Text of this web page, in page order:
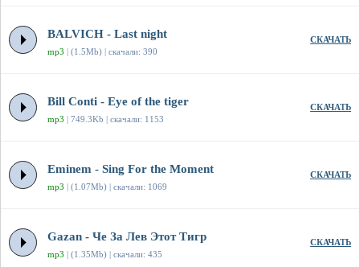
BALVICH - Last night
mp3 | (1.5Mb) | скачали: 390
СКАЧАТЬ
Bill Conti - Eye of the tiger
mp3 | 749.3Kb | скачали: 1153
СКАЧАТЬ
Eminem - Sing For the Moment
mp3 | (1.07Mb) | скачали: 1069
СКАЧАТЬ
Gazan - Че За Лев Этот Тигр
mp3 | (1.35Mb) | скачали: 435
СКАЧАТЬ